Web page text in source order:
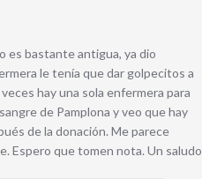
es bastante antigua, ya dio
le tenía que dar golpecitos a
hay una sola enfermera para
de Pamplona y veo que hay
de la donación. Me parece
Espero que tomen nota. Un saludo